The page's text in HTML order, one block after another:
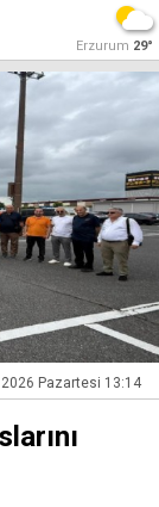
Erzurum 29°
Pazartesi 13:14